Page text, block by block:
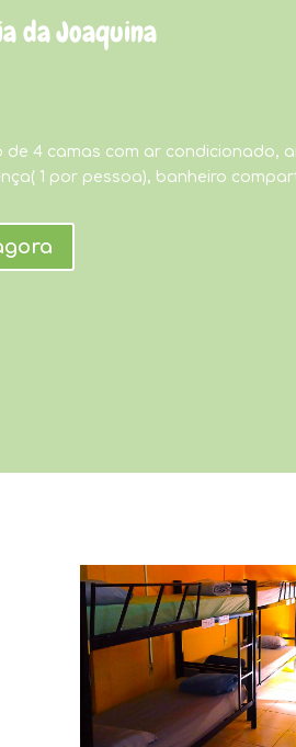
da Joaquina
de 4 camas com ar condicionado,
1 por pessoa), banheiro